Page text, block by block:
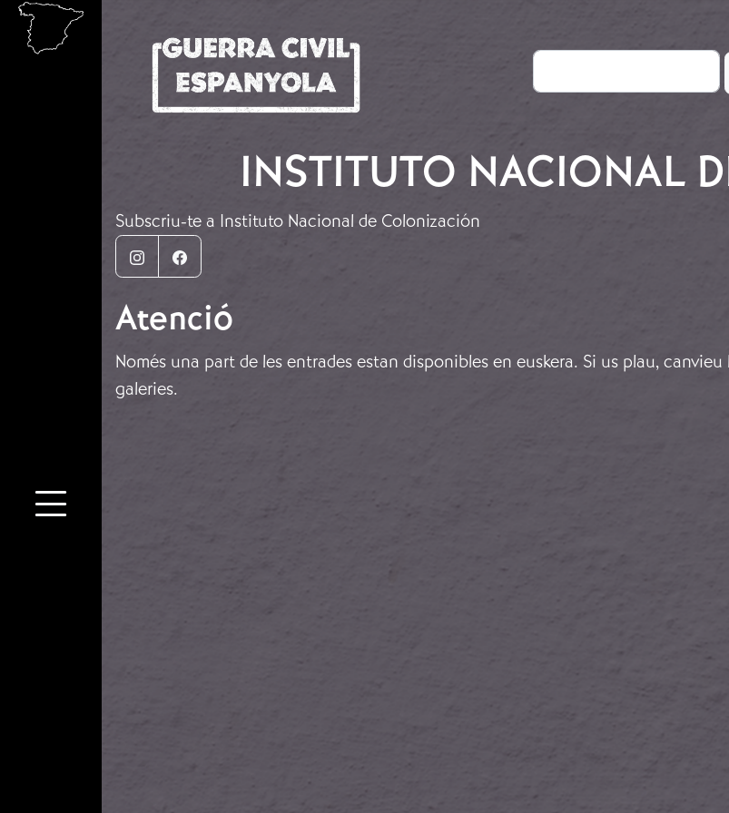
Vés al contingut
Cerca
INSTITUTO NACIONAL
Subscriu-te a Instituto Nacional de Colonización
InstagramFacebook
Atenció
Només una part de les entrades estan disponibles en euskera. Si us plau,
galeries.